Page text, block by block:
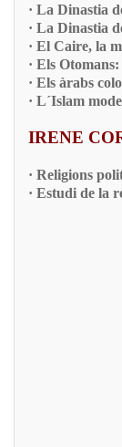
· La Dinastia
· La Dinastia
· El Caire, la
· Els
· Els àrabs
· L´Islam
IRENE
· Religions
· Estudi de la